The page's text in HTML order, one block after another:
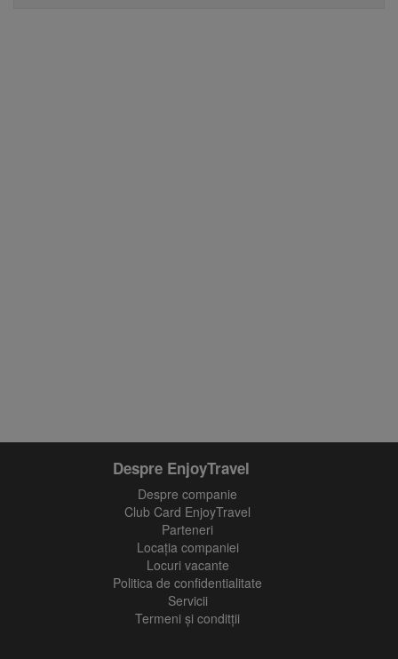
Despre EnjoyTravel
Despre companie
Club Card EnjoyTravel
Parteneri
Locaţia companiei
Locuri vacante
Politica de confidentialitate
Servicii
Termeni și conditții